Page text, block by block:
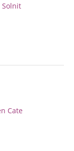
Solnit
Cate